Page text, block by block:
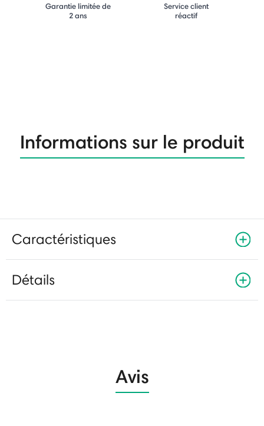
Garantie limitée de
2 ans
Service client
réactif
Informations sur le produit
Caractéristiques
Détails
Avis